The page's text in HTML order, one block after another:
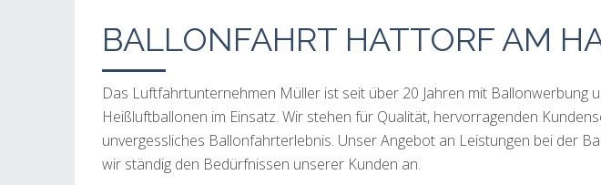
BALLONFAHRT HATTORF AM
Das Luftfahrtunternehmen Müller ist seit über 20 Jahren mit Ballonwerbung
Heißluftballonen im Einsatz. Wir stehen für Qualität, hervorragenden
unvergessliches Ballonfahrterlebnis. Unser Angebot an Leistungen bei der
wir ständig den Bedürfnissen unserer Kunden an.